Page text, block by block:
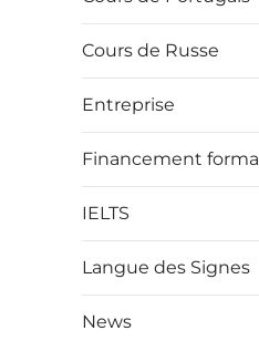
Cours de Russe
Entreprise
Financement
IELTS
Langue des Signes
News